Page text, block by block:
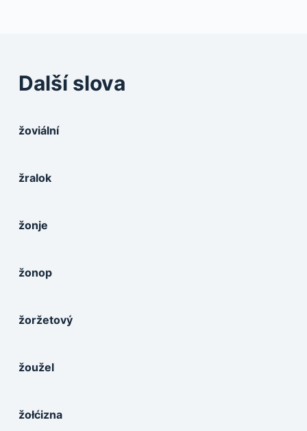
Další slova
žoviální
žralok
žonje
žonop
žoržetový
žoužel
žołćizna